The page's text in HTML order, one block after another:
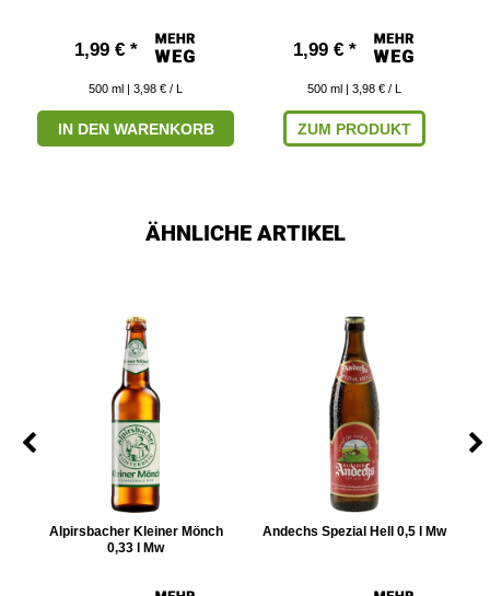
1,99 € *
500 ml | 3,98 € / L
IN DEN WARENKORB
1,99 € *
500 ml | 3,98 € / L
ZUM PRODUKT
ÄHNLICHE ARTIKEL
Alpirsbacher Kleiner Mönch
0,33 l Mw
Andechs Spezial Hell 0,5 l Mw